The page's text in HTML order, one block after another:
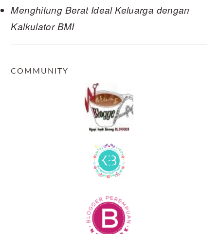
Menghitung Berat Ideal Keluarga dengan
Kalkulator BMI
COMMUNITY